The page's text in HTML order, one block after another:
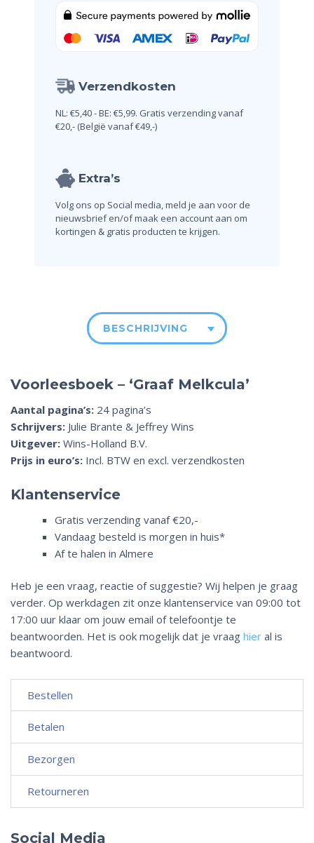
Verzendkosten
NL: €5,40 - BE: €5,99. Gratis verzending vanaf
€20,- (België vanaf €49,-)
Extra’s
Volg ons op Social media, meld je aan voor de
nieuwsbrief en/of maak een account aan om
kortingen & gratis producten te krijgen.
BESCHRIJVING
Voorleesboek – ‘Graaf Melkcula’
Aantal pagina’s: 24 pagina’s
Schrijvers: Julie Brante & Jeffrey Wins
Uitgever: Wins-Holland B.V.
Prijs in euro’s: Incl. BTW en excl. verzendkosten
Klantenservice
Gratis verzending vanaf €20,-
Vandaag besteld is morgen in huis*
Af te halen in Almere
Heb je een vraag, reactie of suggestie? Wij helpen je graag
verder. Op werkdagen zit onze klantenservice van 09:00 tot
17:00 uur klaar om jouw email of telefoontje te
beantwoorden. Het is ook mogelijk dat je vraag hier al is
beantwoord.
Bestellen
Betalen
Bezorgen
Retourneren
Social Media